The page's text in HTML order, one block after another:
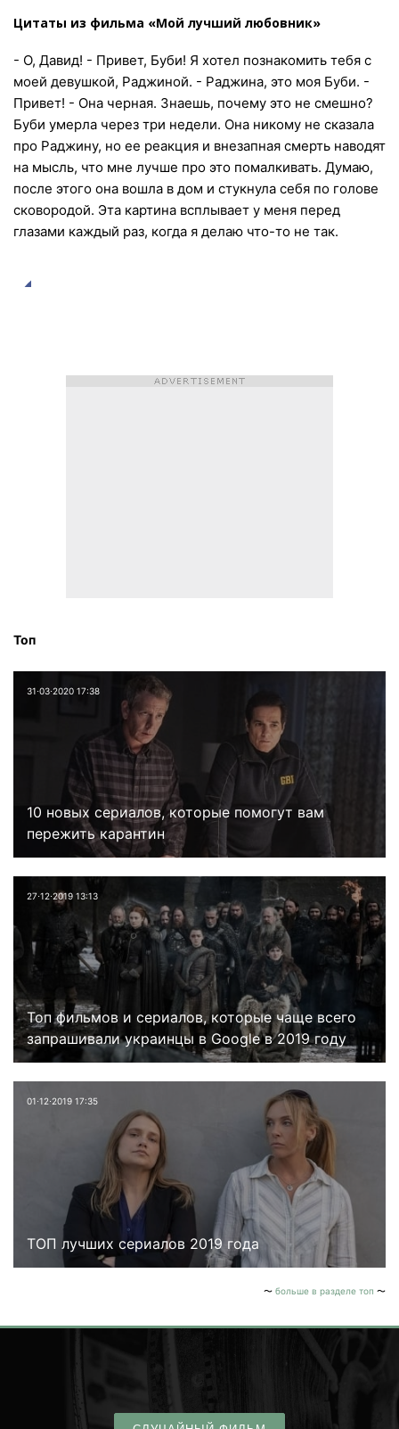
Цитаты из фильма «Мой лучший любовник»
- О, Давид! - Привет, Буби! Я хотел познакомить тебя с
моей девушкой, Раджиной. - Раджина, это моя Буби. -
Привет! - Она черная. Знаешь, почему это не смешно?
Буби умерла через три недели. Она никому не сказала
про Раджину, но ее реакция и внезапная смерть наводят
на мысль, что мне лучше про это помалкивать. Думаю,
после этого она вошла в дом и стукнула себя по голове
сковородой. Эта картина всплывает у меня перед
глазами каждый раз, когда я делаю что-то не так.
Топ
31⋅03⋅2020 17:38
10 новых сериалов, которые помогут вам
пережить карантин
27⋅12⋅2019 13:13
Топ фильмов и сериалов, которые чаще всего
запрашивали украинцы в Google в 2019 году
01⋅12⋅2019 17:35
ТОП лучших сериалов 2019 года
больше в разделе топ